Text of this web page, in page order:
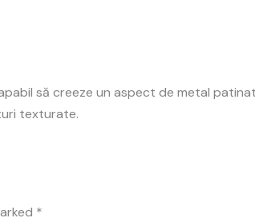
să creeze un aspect de metal
texturate.
*